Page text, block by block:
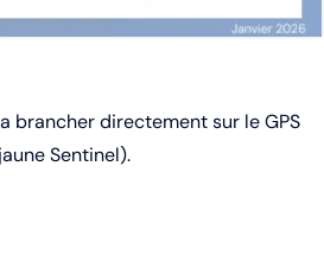
brancher directement sur le GPS
Sentinel).